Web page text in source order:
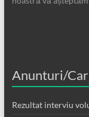
Anunturi/
Rezultat interviu